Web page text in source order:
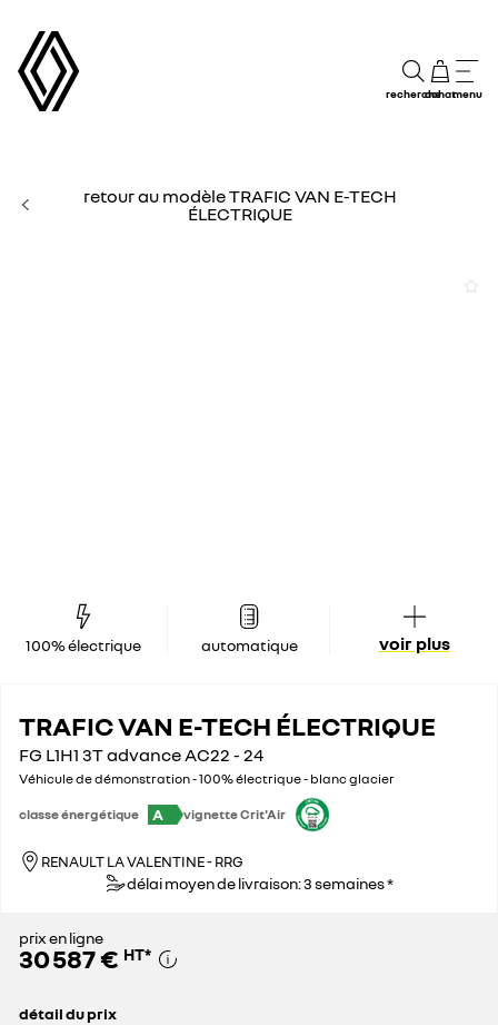
rechercheachatmenu
retour au modèle TRAFIC VAN E-TECH
ÉLECTRIQUE
100% électrique automatique voir plus
TRAFIC VAN E-TECH ÉLECTRIQUE
FG L1H1 3T advance AC22 - 24
Véhicule de démonstration - 100% électrique - blanc glacier
classe énergétique A vignette Crit'Air
RENAULT LA VALENTINE - RRG
délai moyen de livraison: 3 semaines *
prix en ligne
30 587 € HT*
détail du prix